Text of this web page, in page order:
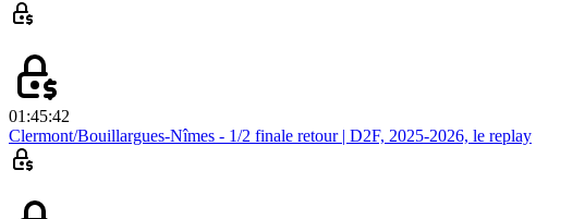
01:45:42
Clermont/Bouillargues-Nîmes - 1/2 finale retour | D2F, 2025-2026, le replay